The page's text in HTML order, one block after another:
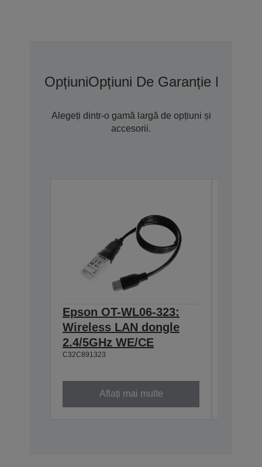
OpțiuniOpțiuni De Garanție
Alegeți dintr-o gamă largă de opțiuni și
accesorii.
Epson OT-WL06-323:
Wireless LAN dongle
2.4/5GHz WE/CE
C32C891323
Aflați mai multe